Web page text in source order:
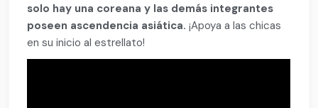
solo hay una coreana y las demás integrantes
poseen ascendencia asiática.¡Apoya a las chicas
en su inicio al estrellato!